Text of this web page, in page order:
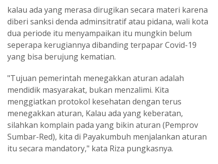
kalau ada yang merasa dirugikan secara materi karena
diberi sanksi denda adminsitratif atau pidana, wali kota
dua periode itu menyampaikan itu mungkin belum
seperapa kerugiannya dibanding terpapar Covid-19
yang bisa berujung kematian.
"Tujuan pemerintah menegakkan aturan adalah
mendidik masyarakat, bukan menzalimi. Kita
menggiatkan protokol kesehatan dengan terus
menegakkan aturan, Kalau ada yang keberatan,
silahkan komplain pada yang bikin aturan (Pemprov
Sumbar-Red), kita di Payakumbuh menjalankan aturan
itu secara mandatory," kata Riza pungkasnya.